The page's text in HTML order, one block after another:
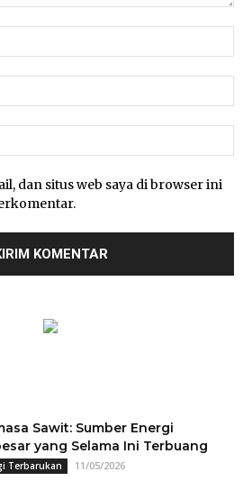
dan situs web saya di browser ini
Sawit: Sumber Energi
yang Selama Ini Terbuang
Terbarukan 11/05/2026